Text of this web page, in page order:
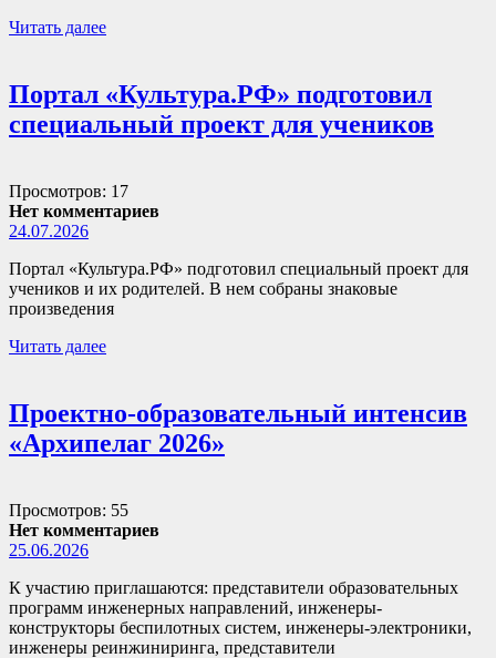
Читать далее
Портал «Культура.РФ» подготовил
специальный проект для учеников
Просмотров: 17
Нет комментариев
24.07.2026
Портал «Культура.РФ» подготовил специальный проект для
учеников и их родителей. В нем собраны знаковые
произведения
Читать далее
Проектно-образовательный интенсив
«Архипелаг 2026»
Просмотров: 55
Нет комментариев
25.06.2026
К участию приглашаются: представители образовательных
программ инженерных направлений, инженеры-
конструкторы беспилотных систем, инженеры-электроники,
инженеры реинжиниринга, представители